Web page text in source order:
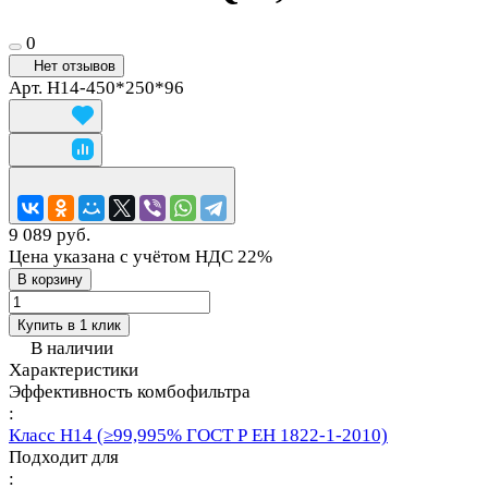
0
Нет отзывов
Арт. H14-450*250*96
9 089 руб.
Цена указана с учётом НДС 22%
В корзину
Купить в 1 клик
В наличии
Характеристики
Эффективность комбофильтра
:
Класс Н14 (≥99,995% ГОСТ Р ЕН 1822-1-2010)
Подходит для
: